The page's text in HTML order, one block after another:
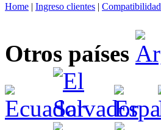
Home | Ingreso clientes | Compatibilidad
Otros países